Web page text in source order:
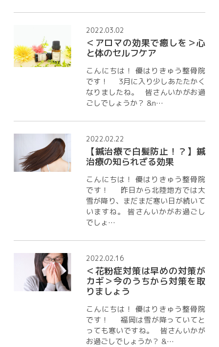
2022.03.02
＜アロマの効果で癒しを＞心
と体のセルフケア
こんにちは！ 優はりきゅう整骨院
です！ 3月に入り少しあたたかく
なりましたね。 皆さんいかがお過
ごしでしょうか？ &n…
2022.02.22
【鍼治療で白髪防止！？】鍼
治療の知られざる効果
こんにちは！ 優はりきゅう整骨院
です！ 昨日から北陸地方では大
雪が降り、まだまだ寒い日が続いて
いますね。 皆さんいかがお過ごし
でしょ…
2022.02.16
＜花粉症対策は早めの対策が
カギ＞今のうちから対策を取
りましょう
こんにちは！ 優はりきゅう整骨院
です！ 福岡は雪が降っていてと
っても寒いですね。 皆さんいかが
お過ごしでしょうか？ &…